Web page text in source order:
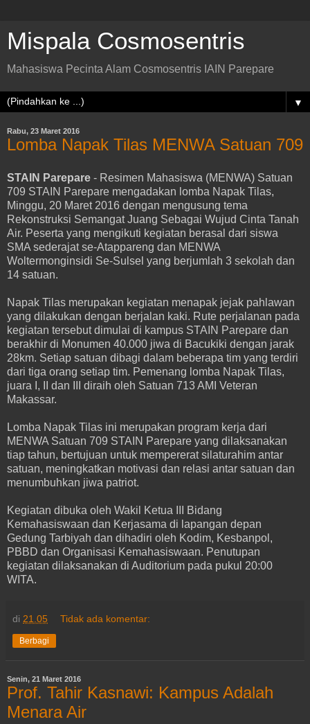
Mispala Cosmosentris
Mahasiswa Pecinta Alam Cosmosentris IAIN Parepare
▼
Rabu, 23 Maret 2016
Lomba Napak Tilas MENWA Satuan 709
STAIN Parepare - Resimen Mahasiswa (MENWA) Satuan
709 STAIN Parepare mengadakan lomba Napak Tilas,
Minggu, 20 Maret 2016 dengan mengusung tema
Rekonstruksi Semangat Juang Sebagai Wujud Cinta Tanah
Air. Peserta yang mengikuti kegiatan berasal dari siswa
SMA sederajat se-Atappareng dan MENWA
Woltermonginsidi Se-Sulsel yang berjumlah 3 sekolah dan
14 satuan.
Napak Tilas merupakan kegiatan menapak jejak pahlawan
yang dilakukan dengan berjalan kaki. Rute perjalanan pada
kegiatan tersebut dimulai di kampus STAIN Parepare dan
berakhir di Monumen 40.000 jiwa di Bacukiki dengan jarak
28km. Setiap satuan dibagi dalam beberapa tim yang terdiri
dari tiga orang setiap tim. Pemenang lomba Napak Tilas,
juara I, II dan III diraih oleh Satuan 713 AMI Veteran
Makassar.
Lomba Napak Tilas ini merupakan program kerja dari
MENWA Satuan 709 STAIN Parepare yang dilaksanakan
tiap tahun, bertujuan untuk mempererat silaturahim antar
satuan, meningkatkan motivasi dan relasi antar satuan dan
menumbuhkan jiwa patriot.
Kegiatan dibuka oleh Wakil Ketua III Bidang
Kemahasiswaan dan Kerjasama di lapangan depan
Gedung Tarbiyah dan dihadiri oleh Kodim, Kesbanpol,
PBBD dan Organisasi Kemahasiswaan. Penutupan
kegiatan dilaksanakan di Auditorium pada pukul 20:00
WITA.
di 21.05 Tidak ada komentar:
Berbagi
Senin, 21 Maret 2016
Prof. Tahir Kasnawi: Kampus Adalah
Menara Air